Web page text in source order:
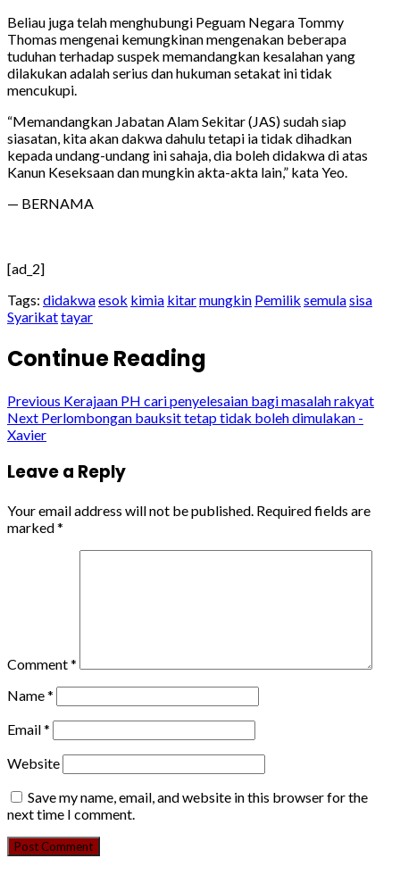
Beliau juga telah menghubungi Peguam Negara Tommy
Thomas mengenai kemungkinan mengenakan beberapa
tuduhan terhadap suspek memandangkan kesalahan yang
dilakukan adalah serius dan hukuman setakat ini tidak
mencukupi.
“Memandangkan Jabatan Alam Sekitar (JAS) sudah siap
siasatan, kita akan dakwa dahulu tetapi ia tidak dihadkan
kepada undang-undang ini sahaja, dia boleh didakwa di atas
Kanun Keseksaan dan mungkin akta-akta lain,” kata Yeo.
— BERNAMA
[ad_2]
Tags: didakwaesok kimia kitarmungkin Pemilik semulasisa
Syarikattayar
Continue Reading
Previous Kerajaan PH cari penyelesaian bagi masalah rakyat
Next Perlombongan bauksit tetap tidak boleh dimulakan -
Xavier
Leave a Reply
Your email address will not be published. Required fields are
marked*
Comment*
Name*
Email*
Website
Save my name, email, and website in this browser for the
next time I comment.